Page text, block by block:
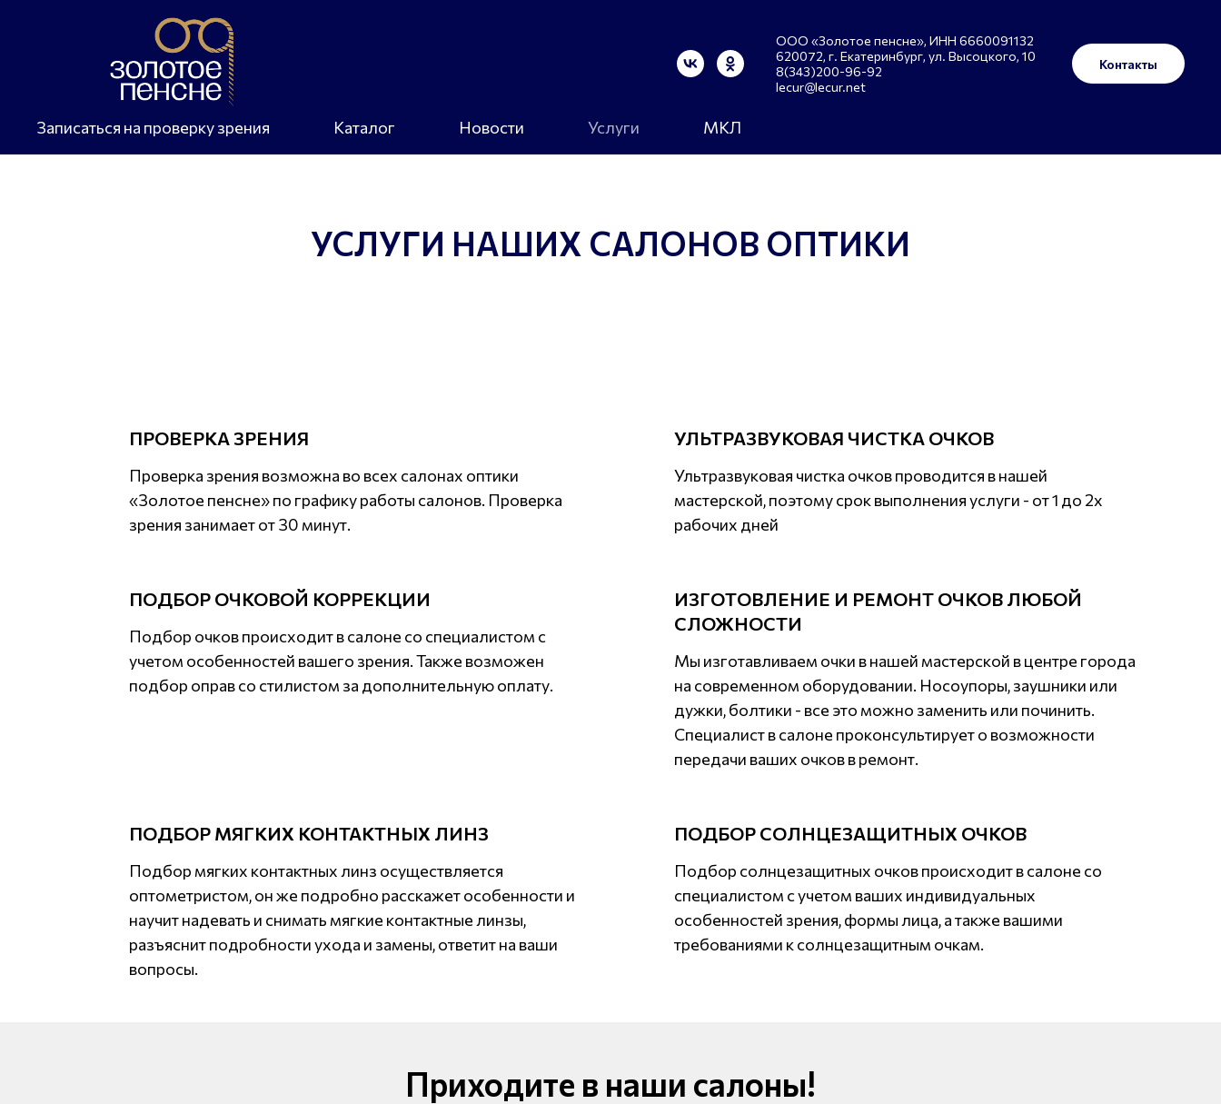
ООО «Золотое пенсне»‎, ИНН 6660091132
620072, г. Екатеринбург, ул. Высоцкого, 10
8(343)200-96-92
lecur@lecur.net
Контакты
Записаться на проверку зрения Каталог Новости Услуги МКЛ
УСЛУГИ НАШИХ САЛОНОВ ОПТИКИ
ПРОВЕРКА ЗРЕНИЯ
Проверка зрения возможна во всех салонах оптики
«Золотое пенсне» по графику работы салонов. Проверка
зрения занимает от 30 минут.
УЛЬТРАЗВУКОВАЯ ЧИСТКА ОЧКОВ
Ультразвуковая чистка очков проводится в нашей
мастерской, поэтому срок выполнения услуги - от 1 до 2х
рабочих дней
ПОДБОР ОЧКОВОЙ КОРРЕКЦИИ
Подбор очков происходит в салоне со специалистом с
учетом особенностей вашего зрения. Также возможен
подбор оправ со стилистом за дополнительную оплату.
ИЗГОТОВЛЕНИЕ И РЕМОНТ ОЧКОВ ЛЮБОЙ
СЛОЖНОСТИ
Мы изготавливаем очки в нашей мастерской в центре города
на современном оборудовании. Носоупоры, заушники или
дужки, болтики - все это можно заменить или починить.
Специалист в салоне проконсультирует о возможности
передачи ваших очков в ремонт.
ПОДБОР МЯГКИХ КОНТАКТНЫХ ЛИНЗ
Подбор мягких контактных линз осуществляется
оптометристом, он же подробно расскажет особенности и
научит надевать и снимать мягкие контактные линзы,
разъяснит подробности ухода и замены, ответит на ваши
вопросы.
ПОДБОР СОЛНЦЕЗАЩИТНЫХ ОЧКОВ
Подбор солнцезащитных очков происходит в салоне со
специалистом с учетом ваших индивидуальных
особенностей зрения, формы лица, а также вашими
требованиями к солнцезащитным очкам.
Приходите в наши салоны!